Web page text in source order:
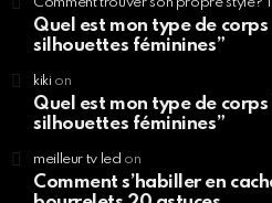
Comment trouver son propre style?
Quel est mon type de
silhouettes féminines”
kikion
Quel est mon type de
silhouettes féminines”
meilleur tv led on
Comment s’habiller en